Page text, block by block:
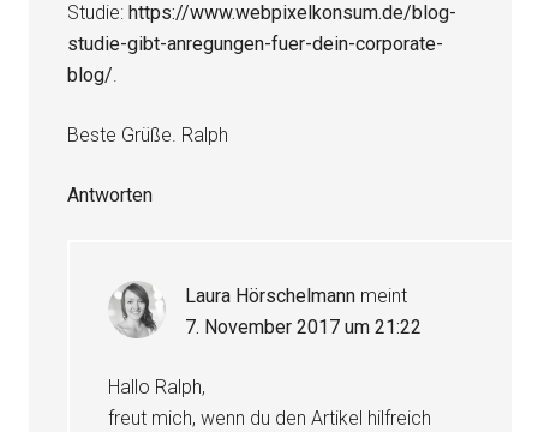
Studie:https://www.webpixelkonsum.de/blog-
studie-gibt-anregungen-fuer-dein-corporate-
blog/.
Beste Grüße. Ralph
Antworten
Laura Hörschelmann meint
7. November 2017 um 21:22
Hallo Ralph,
freut mich, wenn du den Artikel hilfreich